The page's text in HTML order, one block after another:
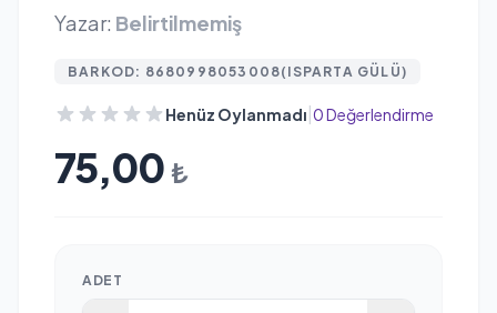
Yazar: Belirtilmemiş
BARKOD: 8680998053008(ISPARTA GÜLÜ)
Henüz Oylanmadı 0 Değerlendirme
75,00 ₺
ADET